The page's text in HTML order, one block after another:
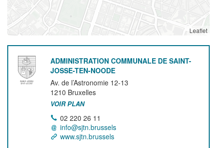
Leaflet
ADMINISTRATION COMMUNALE DE SAINT-
JOSSE-TEN-NOODE
Av. de l’Astronomie 12-13
1210 Bruxelles
VOIR PLAN
02 220 26 11
info@sjtn.brussels
www.sjtn.brussels